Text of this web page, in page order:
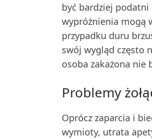
być bardziej
wypróżnienia mogą
przypadku duru
swój wygląd często
osoba zakażona
Problemy
Oprócz zaparcia i
wymioty, utrata